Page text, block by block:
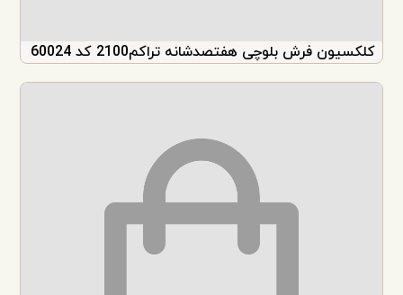
کلکسیون فرش بلوچی هفتصدشانه تراکم2100 کد 60024